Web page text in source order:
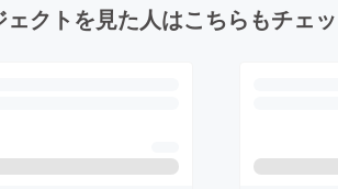
ェクトを見た人はこちらもチェ